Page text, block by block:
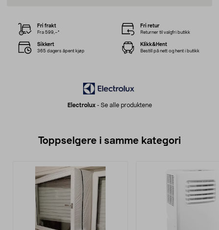
Electrolux- Se alle produktene
Fri frakt
Fra 599,–*
Fri retur
Returner til valgfri butikk
Sikkert
365 dagers åpent kjøp
Klikk&Hent
Bestill på nett og hent i butikk
Toppselgere i samme kategori